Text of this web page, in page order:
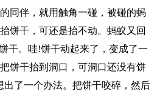
同伴，就用触角一碰，被碰的蚂
饼干，可还是抬不动。蚂蚁又回
干。哇!饼干动起来了，变成了一
饼干抬到洞口，可洞口还没有饼
出了一个办法。把饼干咬碎，然后